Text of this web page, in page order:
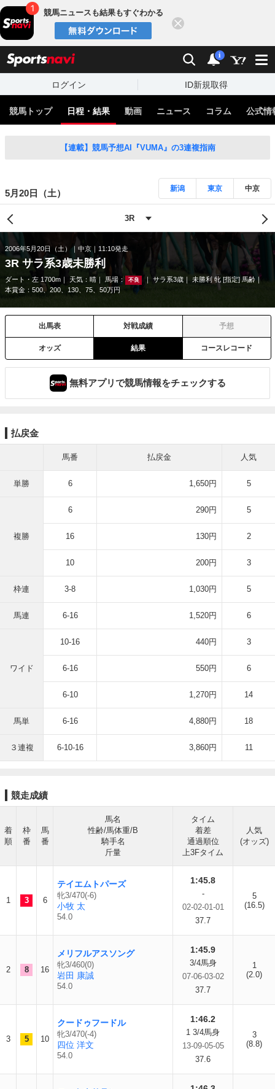
競馬ニュースも結果もすぐわかる
検索 通知
i
ログイン ID新規取得
競馬トップ 日程・結果 動画 ニュース コラム 公式情
【連載】競馬予想AI『VUMA』の3連複指南
5月20日（土） 新潟 東京 中京
2006年5月20日（土） 中京 11:10発走
3R サラ系3歳未勝利
ダート・左 1700m 天気： 晴 馬場： 不良 サラ系3歳
未勝利 牝 [指定] 馬齢
本賞金：500、200、130、75、50万円
出馬表 対戦成績 予想
オッズ 結果 コースレコード
無料アプリで競馬情報をチェックする
払戻金
馬番 払戻金 人気
単勝 6 1,650円 5
複勝
6 290円 5
16 130円 2
10 200円 3
枠連 3-8 1,030円 5
馬連 6-16 1,520円 6
ワイド
10-16 440円 3
6-16 550円 6
6-10 1,270円 14
馬単 6-16 4,880円 18
３連複 6-10-16 3,860円 11
競走成績
着
順
枠
番
馬
番
馬名
性齢/馬体重/B
騎手名
斤量
タイム
着差
通過順位
上3Fタイム
人気
(オッズ)
1 3 6
テイエムトパーズ
牝3/470(-6)
小牧 太
54.0
1:45.8
-
02-02-01-01
37.7
5
(16.5)
2 8 16
メリフルアスソング
牝3/460(0)
岩田 康誠
54.0
1:45.9
3/4馬身
07-06-03-02
37.7
1
(2.0)
3 5 10
クードゥフードル
牝3/470(-4)
四位 洋文
54.0
1:46.2
1 3/4馬身
13-09-05-05
37.6
3
(8.8)